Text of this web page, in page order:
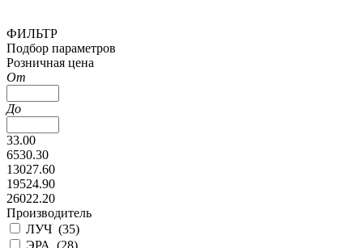
ФИЛЬТР
Подбор параметров
Розничная цена
От
До
33.00
6530.30
13027.60
19524.90
26022.20
Производитель
ЛУЧ (35)
ЭРА (28)